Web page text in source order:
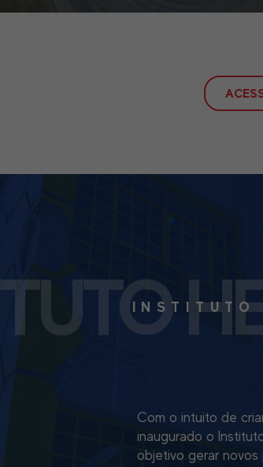
INSTITUTO
Com o intuito de
inaugurado o
objetivo gerar